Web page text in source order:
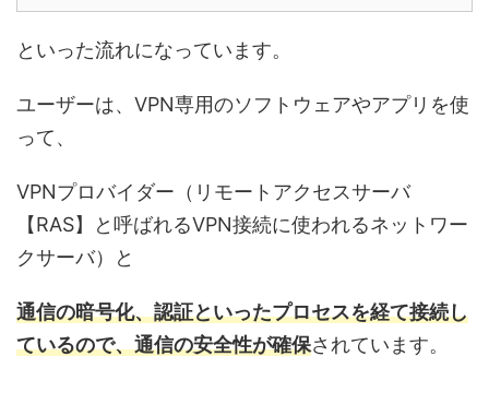
といった流れになっています。
ユーザーは、VPN専用のソフトウェアやアプリを使
って、
VPNプロバイダー（リモートアクセスサーバ
【RAS】と呼ばれるVPN接続に使われるネットワー
クサーバ）と
通信の暗号化、認証といったプロセスを経て接続し
ているので、通信の安全性が確保されています。